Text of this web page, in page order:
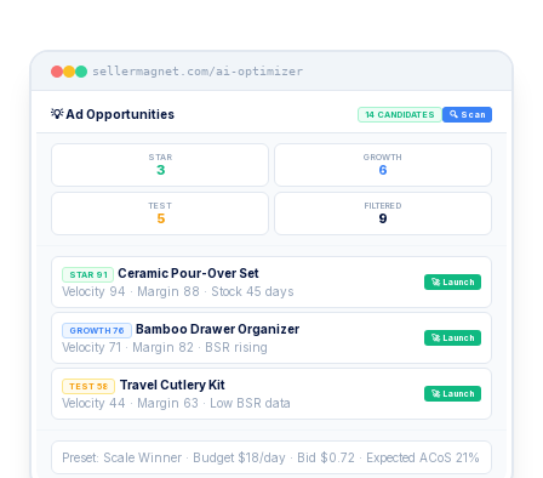
sellermagnet.com/ai-optimizer
💡 Ad Opportunities 14 CANDIDATES 🔍 Scan
STAR
3
GROWTH
6
TEST
5
FILTERED
9
STAR 91
Ceramic Pour-Over Set
Velocity 94 · Margin 88 · Stock 45 days
🚀 Launch
GROWTH 76
Bamboo Drawer Organizer
Velocity 71 · Margin 82 · BSR rising
🚀 Launch
TEST 58
Travel Cutlery Kit
Velocity 44 · Margin 63 · Low BSR data
🚀 Launch
Preset: Scale Winner · Budget $18/day · Bid $0.72 · Expected ACoS 21%